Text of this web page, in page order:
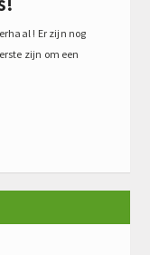
! Er zijn nog
zijn om een